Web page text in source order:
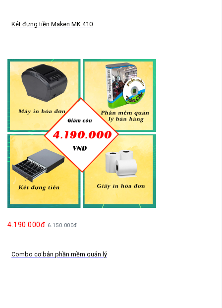
Két đựng tiền Maken MK 410
4.190.000đ 6.150.000đ
Combo cơ bản phần mềm quản lý